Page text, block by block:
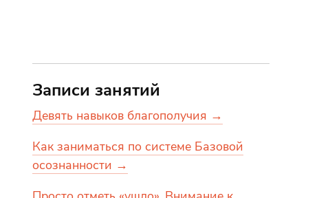
Записи занятий
Девять навыков благополучия →
Как заниматься по системе Базовой
осознанности →